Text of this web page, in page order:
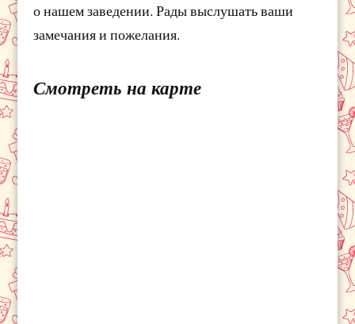
о нашем заведении. Рады выслушать ваши
замечания и пожелания.
Смотреть на карте